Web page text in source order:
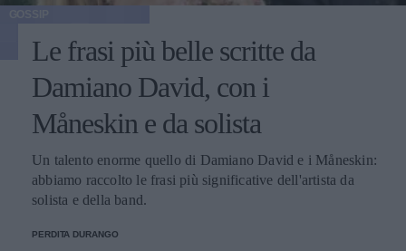
Le frasi più belle scritte da
Damiano David, con i
Måneskin e da solista
Un talento enorme quello di Damiano David e i Måneskin:
abbiamo raccolto le frasi più significative dell'artista da
solista e della band.
PERDITA DURANGO